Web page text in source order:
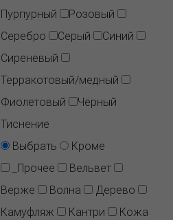
Пурпурный
Розовый
Серебро
Серый
Синий
Сиреневый
Терракотовый/медный
Фиолетовый
Чёрный
Тиснение
Выбрать
Кроме
_Прочее
Вельвет
Верже
Волна
Дерево
Камуфляж
Кантри
Кожа